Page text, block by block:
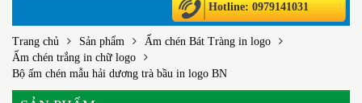
Hotline: 0979141031
Trang chủ Sản phẩm
Ấm chén Bát Tràng in logo
Ấm chén trắng in chữ logo
Bộ ấm chén mẫu hải dương trà bầu in logo BN